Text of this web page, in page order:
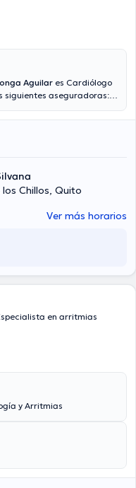
Aguilar es Cardiólogo
siguientes aseguradoras:
Insuficiencia cardíaca,
Chillos, Quito
Ver más horarios
en arritmias
y Arritmias